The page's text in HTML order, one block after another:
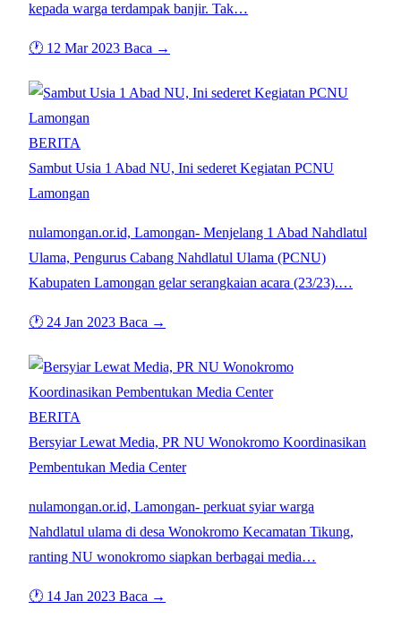
kepada warga terdampak banjir. Tak…
🕐 12 Mar 2023 Baca →
BERITA
Sambut Usia 1 Abad NU, Ini sederet Kegiatan PCNU
Lamongan
nulamongan.or.id, Lamongan- Menjelang 1 Abad Nahdlatul
Ulama, Pengurus Cabang Nahdlatul Ulama (PCNU)
Kabupaten Lamongan gelar serangkaian acara (23/23).…
🕐 24 Jan 2023 Baca →
BERITA
Bersyiar Lewat Media, PR NU Wonokromo Koordinasikan
Pembentukan Media Center
nulamongan.or.id, Lamongan- perkuat syiar warga
Nahdlatul ulama di desa Wonokromo Kecamatan Tikung,
ranting NU wonokromo siapkan berbagai media…
🕐 14 Jan 2023 Baca →